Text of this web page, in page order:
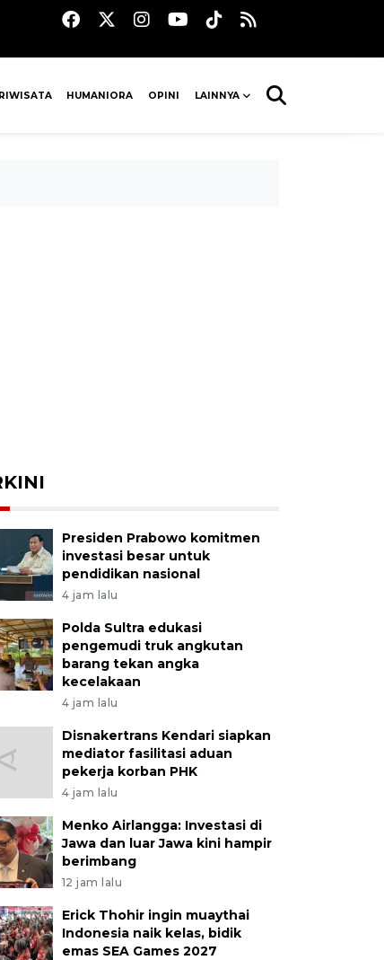
HUMANIORA OPINI LAINNYA
Presiden Prabowo komitmen
investasi besar untuk
pendidikan nasional
4 jam lalu
Polda Sultra edukasi
pengemudi truk angkutan
barang tekan angka
kecelakaan
4 jam lalu
Disnakertrans Kendari siapkan
mediator fasilitasi aduan
pekerja korban PHK
4 jam lalu
Menko Airlangga: Investasi di
Jawa dan luar Jawa kini hampir
berimbang
12 jam lalu
Erick Thohir ingin muaythai
Indonesia naik kelas, bidik
emas SEA Games 2027